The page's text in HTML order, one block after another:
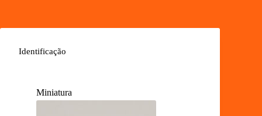
Identificação
Miniatura